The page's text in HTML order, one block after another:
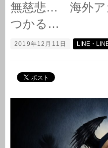
無慈悲… 海外ア
つかる…
2019年12月11日 LINE・